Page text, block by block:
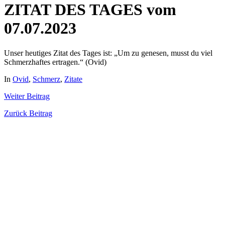
ZITAT DES TAGES vom
07.07.2023
Unser heutiges Zitat des Tages ist: „Um zu genesen, musst du viel
Schmerzhaftes ertragen.“ (Ovid)
In Ovid, Schmerz, Zitate
WeiterBeitrag
Zurück Beitrag